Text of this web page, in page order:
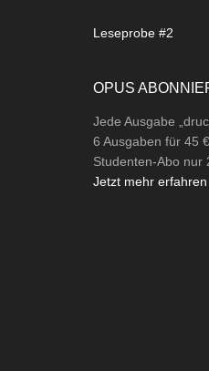
Leseprobe #2
OPUS
Jede Ausgabe
6 Ausgaben für 45
Studenten-Abo nur
Jetzt mehr erfahren